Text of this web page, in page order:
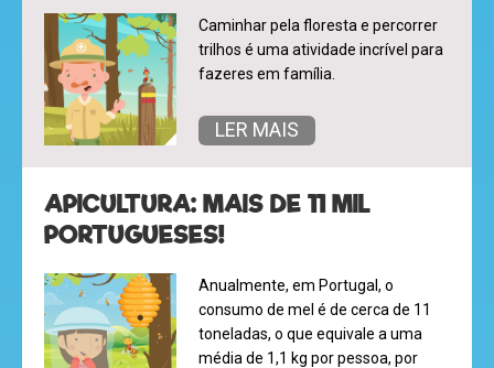
hora
do
Caminhar pela floresta e percorrer
trilhos é uma atividade incrível para
fazeres em família.
LER MAIS
APICULTURA: MAIS DE 11 MIL
PORTUGUESES!
Anualmente, em Portugal, o
consumo de mel é de cerca de 11
toneladas, o que equivale a uma
média de 1,1 kg por pessoa, por